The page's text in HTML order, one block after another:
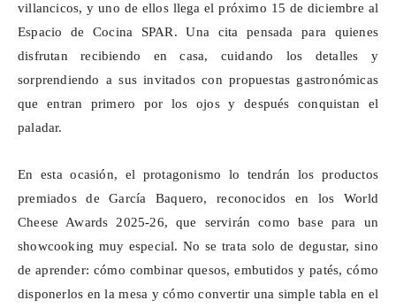
villancicos, y uno de ellos llega el próximo 15 de diciembre al
Espacio de Cocina SPAR. Una cita pensada para quienes
disfrutan recibiendo en casa, cuidando los detalles y
sorprendiendo a sus invitados con propuestas gastronómicas
que entran primero por los ojos y después conquistan el
paladar.
En esta ocasión, el protagonismo lo tendrán los productos
premiados de García Baquero, reconocidos en los World
Cheese
Awards 2025-26, que servirán como base para un
showcooking muy especial. No se trata solo de degustar, sino
de aprender: cómo combinar quesos, embutidos y patés, cómo
disponerlos en la mesa y cómo convertir una simple tabla en el